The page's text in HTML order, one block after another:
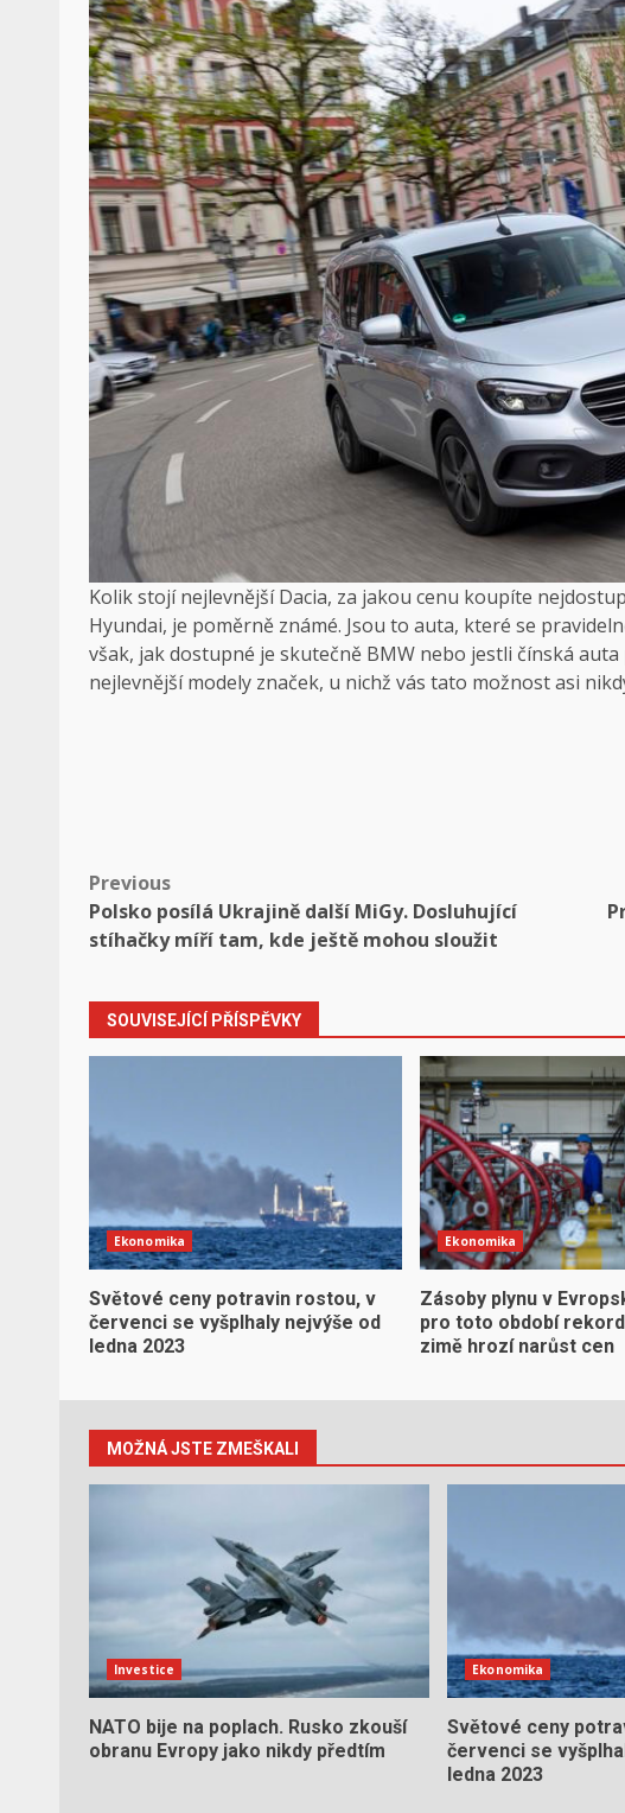
Kolik stojí nejlevnější Dacia, za jakou cenu koupíte
Hyundai, je poměrně známé. Jsou to auta, které se
však, jak dostupné je skutečně BMW nebo jestli čínská
nejlevnější modely značek, u nichž vás tato možnost asi
Post
navigation
Previous
Polsko posílá Ukrajině další MiGy. Dosluhující
stíhačky míří tam, kde ještě mohou sloužit
SOUVISEJÍCÍ PŘÍSPĚVKY
Ekonomika
Světové ceny potravin rostou, v
červenci se vyšplhaly nejvýše od
ledna 2023
Ekonomika
Zásoby plynu v
pro toto období
zimě hrozí narůst cen
MOŽNÁ JSTE ZMEŠKALI
Investice
NATO bije na poplach. Rusko zkouší
obranu Evropy jako nikdy předtím
Ekonomika
Světové ceny
červenci se
ledna 2023